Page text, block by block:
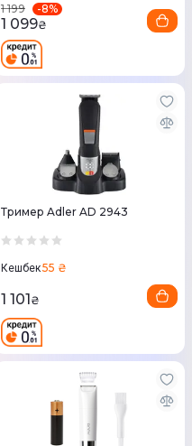
1 199
-8%
1 099₴
Тример Adler AD 2943
Кешбек55 ₴
1 101₴